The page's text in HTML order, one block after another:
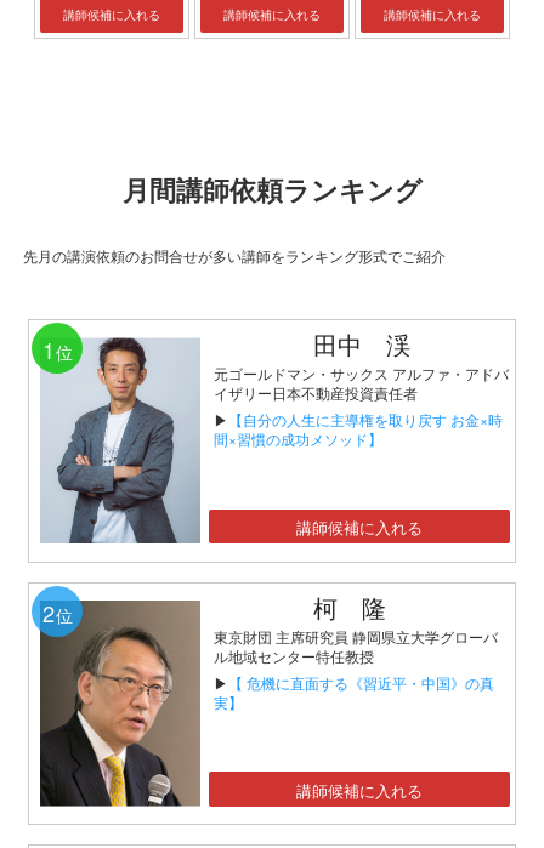
講師候補に入れる 講師候補に入れる 講師候補に入れる
月間講師依頼ランキング
先月の講演依頼のお問合せが多い講師をランキング形式でご紹介
1 位 田中 渓
元ゴールドマン・サックス アルファ・アドバ
イザリー日本不動産投資責任者
▶ 【自分の人生に主導権を取り戻す お金×時
間×習慣の成功メソッド】
講師候補に入れる
2位 柯 隆
東京財団 主席研究員 静岡県立大学グローバ
ル地域センター特任教授
▶ 【 危機に直面する《習近平・中国》の真
実】
講師候補に入れる